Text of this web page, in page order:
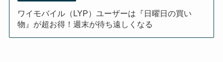
ワイモバイル（LYP）ユーザーは『日曜日の買い
物』が超お得！週末が待ち遠しくなる